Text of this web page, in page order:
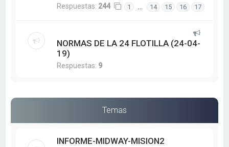
Respuestas: 244 1 … 14 15 16 17
NORMAS DE LA 24 FLOTILLA (24-04-
19)
Respuestas: 9
Temas
INFORME-MIDWAY-MISION2